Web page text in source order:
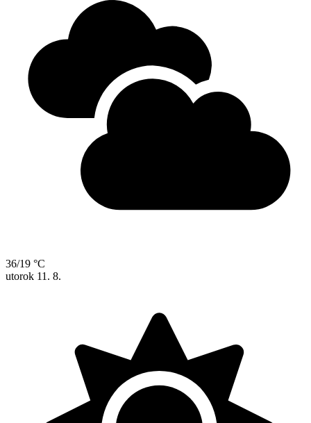
36/19 °C
utorok 11. 8.